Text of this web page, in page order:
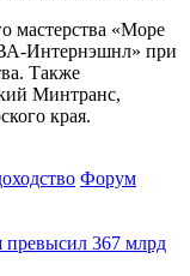
мастерства «Море
Интернэшнл» при
Также
Минтранс,
края.
Форум
367 млрд